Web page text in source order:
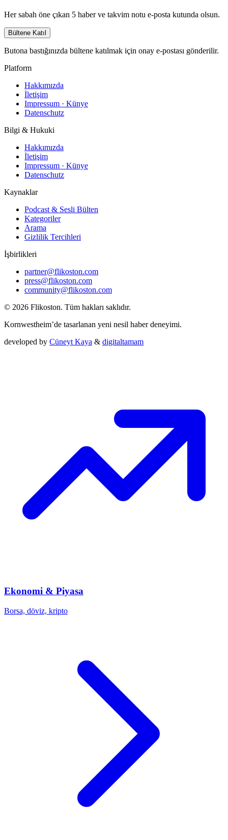
Her sabah öne çıkan 5 haber ve takvim notu e-posta kutunda olsun.
Bültene Katıl
Butona bastığınızda bültene katılmak için onay e-postası gönderilir.
Platform
Hakkımızda
İletişim
Impressum · Künye
Datenschutz
Bilgi & Hukuki
Hakkımızda
İletişim
Impressum · Künye
Datenschutz
Kaynaklar
Podcast & Sesli Bülten
Kategoriler
Arama
Gizlilik Tercihleri
İşbirlikleri
partner@flikoston.com
press@flikoston.com
community@flikoston.com
© 2026 Flikoston. Tüm hakları saklıdır.
Kornwestheim’de tasarlanan yeni nesil haber deneyimi.
developed by Cüneyt Kaya & digitaltamam
Ekonomi & Piyasa
Borsa, döviz, kripto